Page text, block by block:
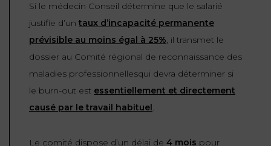
Si le médecin Conseil détermine que le salarié
justifie d’un taux d’incapacité permanente
prévisible au moins égal à 25%, il transmet le
dossier au Comité régional de reconnaissance des
maladies professionnellesqui devra déterminer si
le burn-out est essentiellement et directement
causé par le travail habituel.
Le comité dispose d’un délai de 4 mois pour